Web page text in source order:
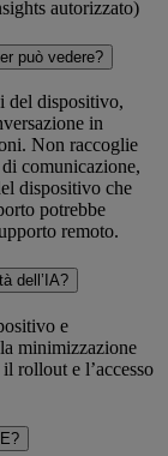
autorizzato)
può vedere?
del dispositivo,
in
Non raccoglie
comunicazione,
dispositivo che
potrebbe
remoto.
dell’IA?
e
minimizzazione
rollout e l’accesso